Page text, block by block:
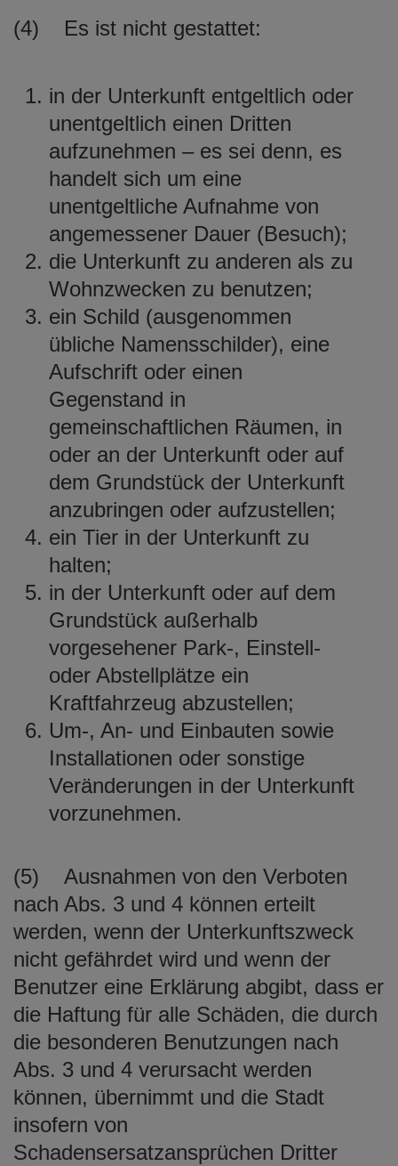
(4) Es ist nicht gestattet:
in der Unterkunft entgeltlich oder
unentgeltlich einen Dritten
aufzunehmen – es sei denn, es
handelt sich um eine
unentgeltliche Aufnahme von
angemessener Dauer (Besuch);
die Unterkunft zu anderen als zu
Wohnzwecken zu benutzen;
ein Schild (ausgenommen
übliche Namensschilder), eine
Aufschrift oder einen
Gegenstand in
gemeinschaftlichen Räumen, in
oder an der Unterkunft oder auf
dem Grundstück der Unterkunft
anzubringen oder aufzustellen;
ein Tier in der Unterkunft zu
halten;
in der Unterkunft oder auf dem
Grundstück außerhalb
vorgesehener Park-, Einstell-
oder Abstellplätze ein
Kraftfahrzeug abzustellen;
Um-, An- und Einbauten sowie
Installationen oder sonstige
Veränderungen in der Unterkunft
vorzunehmen.
(5) Ausnahmen von den Verboten
nach Abs. 3 und 4 können erteilt
werden, wenn der Unterkunftszweck
nicht gefährdet wird und wenn der
Benutzer eine Erklärung abgibt, dass er
die Haftung für alle Schäden, die durch
die besonderen Benutzungen nach
Abs. 3 und 4 verursacht werden
können, übernimmt und die Stadt
insofern von
Schadensersatzansprüchen Dritter